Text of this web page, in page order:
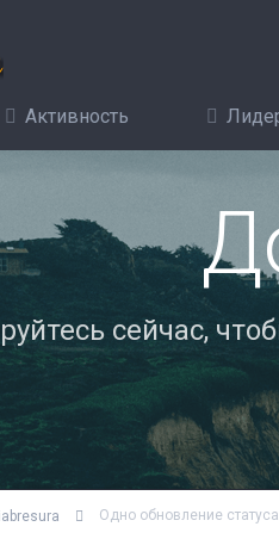
Активность
сейчас,
Одно обновление статуса